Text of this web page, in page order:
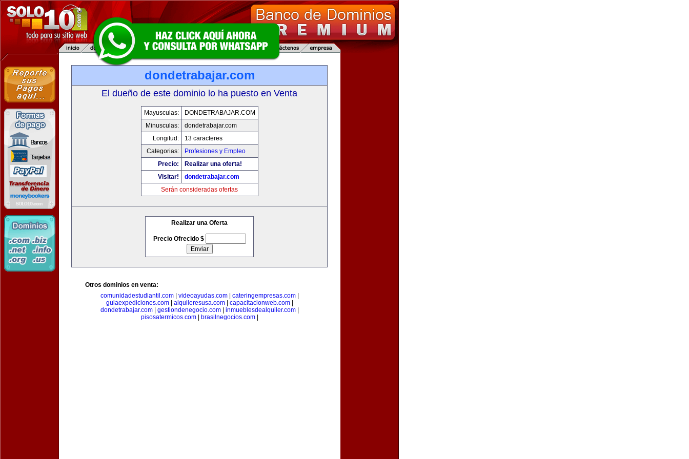
dondetrabajar.com
El dueño de este dominio lo ha puesto en Venta
Mayusculas:
DONDETRABAJAR.COM
Minusculas:
dondetrabajar.com
Longitud:
13 caracteres
Categorias:
Profesiones y Empleo
Precio:
Realizar una oferta!
Visitar!
dondetrabajar.com
Serán consideradas ofertas
Realizar una Oferta
Precio Ofrecido $
Otros dominios en venta:
comunidadestudiantil.com| videoayudas.com| cateringempresas.com|
guiaexpediciones.com| alquileresusa.com| capacitacionweb.com|
dondetrabajar.com| gestiondenegocio.com| inmueblesdealquiler.com|
pisosatermicos.com| brasilnegocios.com|